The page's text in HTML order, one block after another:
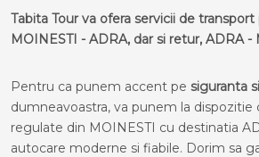
Tabita Tour va ofera servicii de
MOINESTI - ADRA, dar si retur, ADRA -
Pentru ca punem accent pe siguranta
dumneavoastra, va punem la dispozitie
regulate din MOINESTI cu destinatia
autocare moderne si fiabile. Dorim sa